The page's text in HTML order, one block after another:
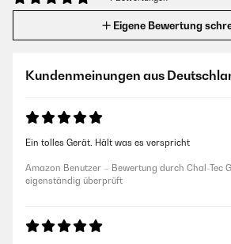
Eigene Bewertung
Kundenmeinungen aus
Ein tolles Gerät. Hält was es verspricht
Amazon Benutzer – Bewertung durch Chal-Tec
eigenständig überprüft